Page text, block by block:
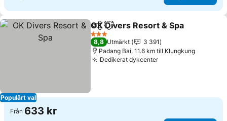
Populärt val
Dela Lägg till i Mina Favoriter
OK Divers Resort & Spa
3 Stjärnor
8,8 Utmärkt
3 391
Padang Bai, 11.6 km till Klungkung
Dedikerat dykcenterSe priser
Från 633 kr